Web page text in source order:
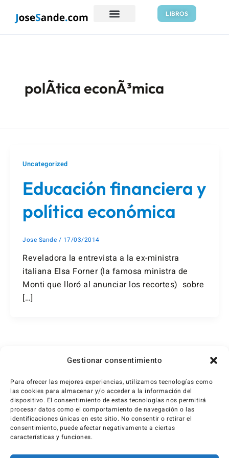
Gestionar consentimiento
Para ofrecer las mejores experiencias, utilizamos tecnologías como
las cookies para almacenar y/o acceder a la información del
dispositivo. El consentimiento de estas tecnologías nos permitirá
procesar datos como el comportamiento de navegación o las
identificaciones únicas en este sitio. No consentir o retirar el
consentimiento, puede afectar negativamente a ciertas
características y funciones.
LIBROS
polÃ­tica econÃ³mica
Uncategorized
Educación financiera y
política económica
Jose Sande / 17/03/2014
Reveladora la entrevista a la ex-ministra
italiana Elsa Forner (la famosa ministra de
Monti que lloró al anunciar los recortes) sobre
[…]
de
2 … 5 Siguiente